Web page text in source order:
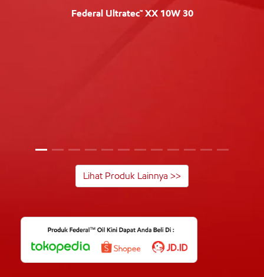
Federal Ultratec™ XX 10W 30
Lihat Produk Lainnya >>